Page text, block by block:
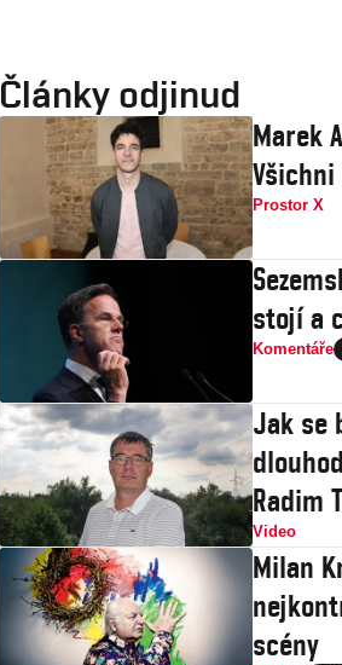
Články odjinud
Marek
Prostor X
stojí a
Komentáře
Jak se
Radim
Video
Milan
scény